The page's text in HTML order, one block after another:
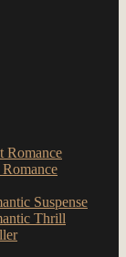
Romance
Suspense
Thrill